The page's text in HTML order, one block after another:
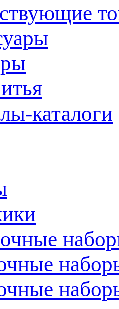
каталоги